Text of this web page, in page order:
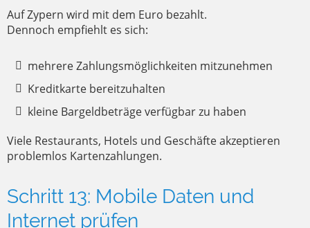
Auf Zypern wird mit dem Euro bezahlt.
Dennoch empfiehlt es sich:
mehrere Zahlungsmöglichkeiten mitzunehmen
Kreditkarte bereitzuhalten
kleine Bargeldbeträge verfügbar zu haben
Viele Restaurants, Hotels und Geschäfte akzeptieren
problemlos Kartenzahlungen.
Schritt 13: Mobile Daten und
Internet prüfen